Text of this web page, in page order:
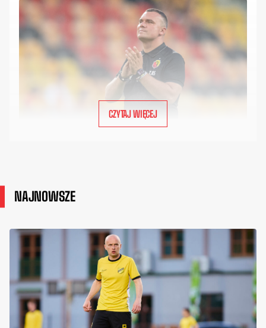
CZYTAJ WIĘCEJ
NAJNOWSZE